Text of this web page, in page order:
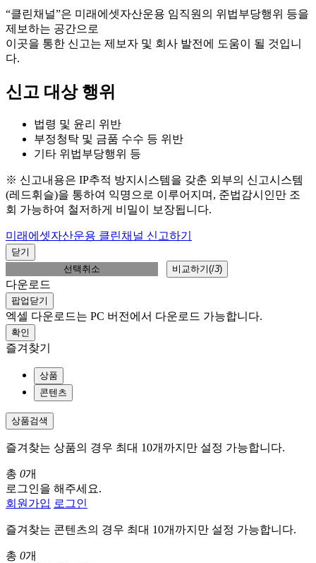
“클린채널”은 미래에셋자산운용 임직원의 위법부당행위 등을
제보하는 공간으로
이곳을 통한 신고는 제보자 및 회사 발전에 도움이 될 것입니
다.
신고 대상 행위
법령 및 윤리 위반
부정청탁 및 금품 수수 등 위반
기타 위법부당행위 등
※ 신고내용은 IP추적 방지시스템을 갖춘 외부의 신고시스템
(레드휘슬)을 통하여 익명으로 이루어지며, 준법감시인만 조
회 가능하여 철저하게 비밀이 보장됩니다.
미래에셋자산운용 클린채널 신고하기
닫기
선택취소
비교하기(/3)
다운로드
팝업닫기
엑셀 다운로드는 PC 버전에서 다운로드 가능합니다.
확인
즐겨찾기
상품
콘텐츠
상품검색
즐겨찾는 상품의 경우 최대 10개까지만 설정 가능합니다.
총 0개
로그인을 해주세요.
회원가입 로그인
즐겨찾는 콘텐츠의 경우 최대 10개까지만 설정 가능합니다.
총 0개